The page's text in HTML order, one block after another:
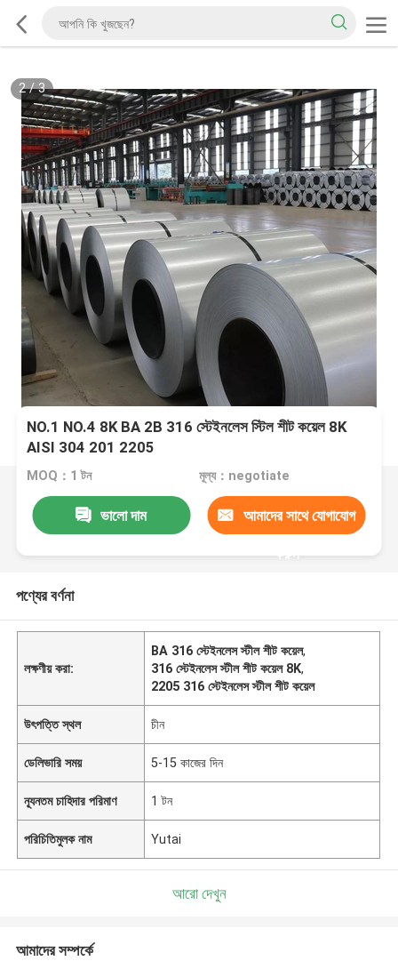
2/3
NO.1 NO.4 8K BA 2B 316 স্টেইনলেস স্টিল শীট কয়েল 8K
AISI 304 201 2205
MOQ：1 টন মূল্য：negotiate
ভালো দাম আমাদের সাথে যোগাযোগ
করুন
পণ্যের বর্ণনা
লক্ষণীয় করা:
BA 316 স্টেইনলেস স্টীল শীট কয়েল,
316 স্টেইনলেস স্টীল শীট কয়েল 8K,
2205 316 স্টেইনলেস স্টীল শীট কয়েল
উৎপত্তি স্থল চীন
ডেলিভারি সময় 5-15 কাজের দিন
ন্যূনতম চাহিদার পরিমাণ 1 টন
পরিচিতিমুলক নাম Yutai
আরো দেখুন
আমাদের সম্পর্কে